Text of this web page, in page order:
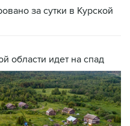
за сутки в Курской
области идет на спад